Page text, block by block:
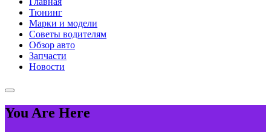
Тюнинг
Марки и модели
Советы водителям
Обзор авто
Запчасти
Новости
You Are Here